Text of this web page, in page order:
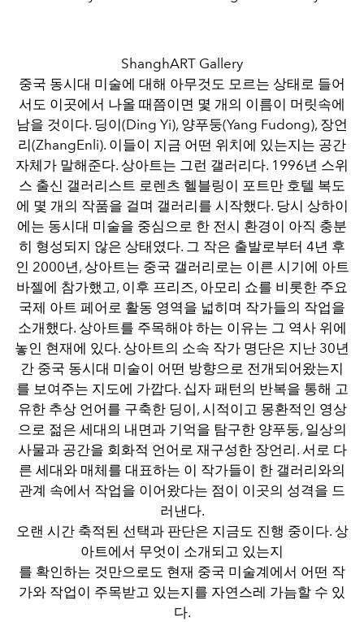
ShanghART Gallery
중국 동시대 미술에 대해 아무것도 모르는 상태로 들어
서도 이곳에서 나올 때쯤이면 몇 개의 이름이 머릿속에
남을 것이다. 딩이(Ding Yi), 양푸둥(Yang Fudong), 장언
리(ZhangEnli). 이들이 지금 어떤 위치에 있는지는 공간
자체가 말해준다. 상아트는 그런 갤러리다. 1996년 스위
스 출신 갤러리스트 로렌츠 헬블링이 포트만 호텔 복도
에 몇 개의 작품을 걸며 갤러리를 시작했다. 당시 상하이
에는 동시대 미술을 중심으로 한 전시 환경이 아직 충분
히 형성되지 않은 상태였다. 그 작은 출발로부터 4년 후
인 2000년, 상아트는 중국 갤러리로는 이른 시기에 아트
바젤에 참가했고, 이후 프리즈, 아모리 쇼를 비롯한 주요
국제 아트 페어로 활동 영역을 넓히며 작가들의 작업을
소개했다. 상아트를 주목해야 하는 이유는 그 역사 위에
놓인 현재에 있다. 상아트의 소속 작가 명단은 지난 30년
간 중국 동시대 미술이 어떤 방향으로 전개되어왔는지
를 보여주는 지도에 가깝다. 십자 패턴의 반복을 통해 고
유한 추상 언어를 구축한 딩이, 시적이고 몽환적인 영상
으로 젊은 세대의 내면과 기억을 탐구한 양푸둥, 일상의
사물과 공간을 회화적 언어로 재구성한 장언리. 서로 다
른 세대와 매체를 대표하는 이 작가들이 한 갤러리와의
관계 속에서 작업을 이어왔다는 점이 이곳의 성격을 드
러낸다.
오랜 시간 축적된 선택과 판단은 지금도 진행 중이다. 상
아트에서 무엇이 소개되고 있는지
를 확인하는 것만으로도 현재 중국 미술계에서 어떤 작
가와 작업이 주목받고 있는지를 자연스레 가늠할 수 있
다.